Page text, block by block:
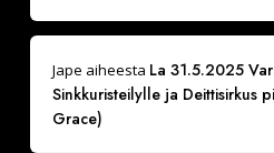
Jape aiheesta La 31.5.2025
Sinkkuristeilylle ja Deittisirkus
Grace)